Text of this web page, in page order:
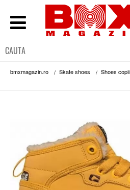
bmxmagazin.ro Skate shoes Shoes copii